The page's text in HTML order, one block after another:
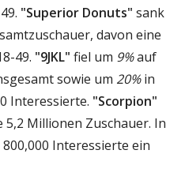
"Superior Donuts" sank
davon eine
49. "9JKL" fiel um 9%auf
sowie um 20%in
Interessierte. "Scorpion"
Millionen Zuschauer. In
Interessierte ein